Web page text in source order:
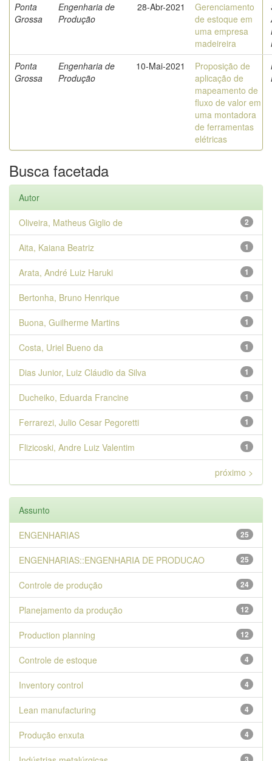
Ponta
Grossa
Engenharia de
Produção
28-Abr-2021
Gerenciamento
de estoque em
uma empresa
madeireira
Ponta
Grossa
Engenharia de
Produção
10-Mai-2021
Proposição de
aplicação de
mapeamento de
fluxo de valor em
uma montadora
de ferramentas
elétricas
Busca facetada
Autor
2
Oliveira, Matheus Giglio de
1
Aita, Kaiana Beatriz
1
Arata, André Luiz Haruki
1
Bertonha, Bruno Henrique
1
Buona, Guilherme Martins
1
Costa, Uriel Bueno da
1
Dias Junior, Luiz Cláudio da Silva
1
Ducheiko, Eduarda Francine
1
Ferrarezi, Julio Cesar Pegoretti
1
Flizicoski, Andre Luiz Valentim
próximo >
Assunto
25
ENGENHARIAS
25
ENGENHARIAS::ENGENHARIA DE PRODUCAO
24
Controle de produção
12
Planejamento da produção
12
Production planning
4
Controle de estoque
4
Inventory control
4
Lean manufacturing
4
Produção enxuta